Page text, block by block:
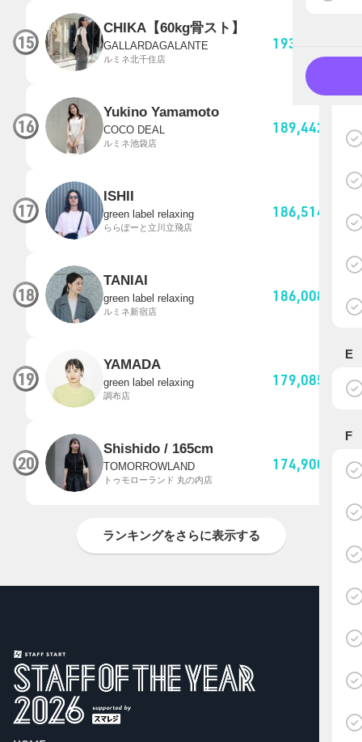
E
F
15
CHIKA【60kg骨スト】
GALLARDAGALANTE
ルミネ北千住店
193,322
16
Yukino Yamamoto
COCO DEAL
ルミネ池袋店
189,442
17
ISHII
green label relaxing
ららぽーと立川立飛店
186,514
18
TANIAI
green label relaxing
ルミネ新宿店
186,008
19
YAMADA
green label relaxing
調布店
179,085
20
Shishido / 165cm
TOMORROWLAND
トゥモローランド 丸の内店
174,900
ランキングをさらに表示する